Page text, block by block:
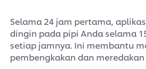
Selama 24 jam pertama,
dingin pada pipi Anda selama
setiap jamnya. Ini membantu
pembengkakan dan meredakan